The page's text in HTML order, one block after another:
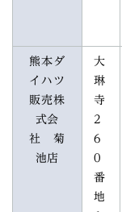
熊本ダ
イハツ
販売株
式会
社 菊
池店
大
琳
寺
2
6
0
番
地